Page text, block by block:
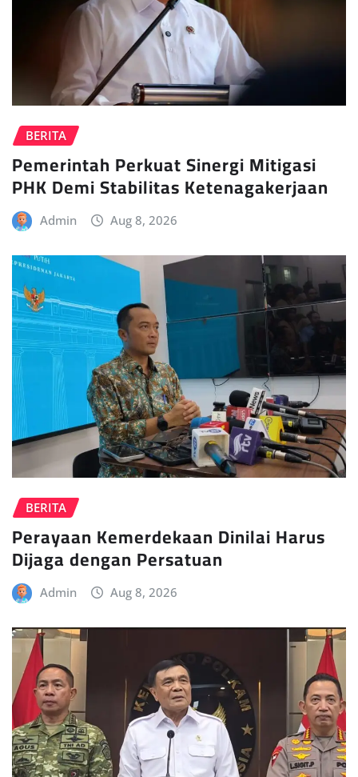
BERITA
Pemerintah Perkuat Sinergi Mitigasi
PHK Demi Stabilitas Ketenagakerjaan
Admin Aug 8, 2026
BERITA
Perayaan Kemerdekaan Dinilai Harus
Dijaga dengan Persatuan
Admin Aug 8, 2026